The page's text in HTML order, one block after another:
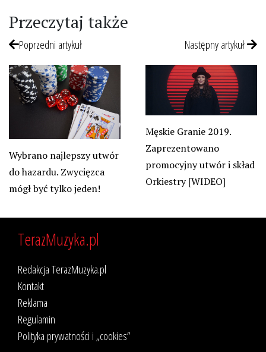
Przeczytaj także
Poprzedni artykuł
Wybrano najlepszy utwór
do hazardu. Zwycięzca
mógł być tylko jeden!
Następny artykuł
Męskie Granie 2019.
Zaprezentowano
promocyjny utwór i skład
Orkiestry [WIDEO]
TerazMuzyka.pl
Redakcja TerazMuzyka.pl
Kontakt
Reklama
Regulamin
Polityka prywatności i „cookies”